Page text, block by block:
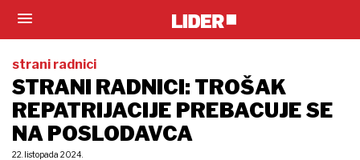
strani radnici
STRANI RADNICI: TROŠAK
REPATRIJACIJE PREBACUJE SE
NA POSLODAVCA
22. listopada 2024.